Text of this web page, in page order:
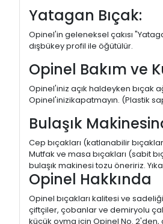
Yatagan Bıçak:
Opinel'in geleneksel çakısı
dışbükey profil ile öğütülür.
Opinel Bakım ve
Opinel'iniz açık haldeyken bıçak
Opinel'inizikapatmayın. (Plastik
Bulaşık
Cep bıçakları (katlanabilir
Mutfak ve masa bıçakları (sabit
bulaşık makinesi tozu öneririz.
Opinel Hakkında
Opinel bıçakları kalitesi ve
çiftçiler, çobanlar ve demiryolu
küçük oyma için Opinel No. 2'den,